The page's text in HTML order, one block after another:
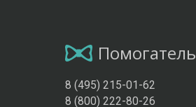
Помогатель
8 (495) 215-01-62
8 (800) 222-80-26